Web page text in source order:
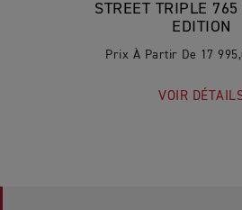
STREET TRIPLE
EDITION
Prix À Partir De 17
VOIR